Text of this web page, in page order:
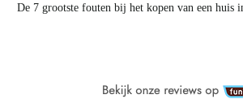
De 7 grootste fouten bij het kopen van een huis